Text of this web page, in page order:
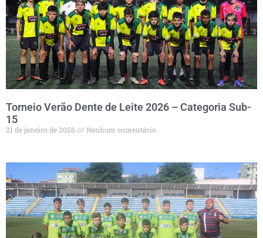
Torneio Verão Dente de Leite 2026 – Categoria Sub-
15
21 de janeiro de 2026 Nenhum comentário